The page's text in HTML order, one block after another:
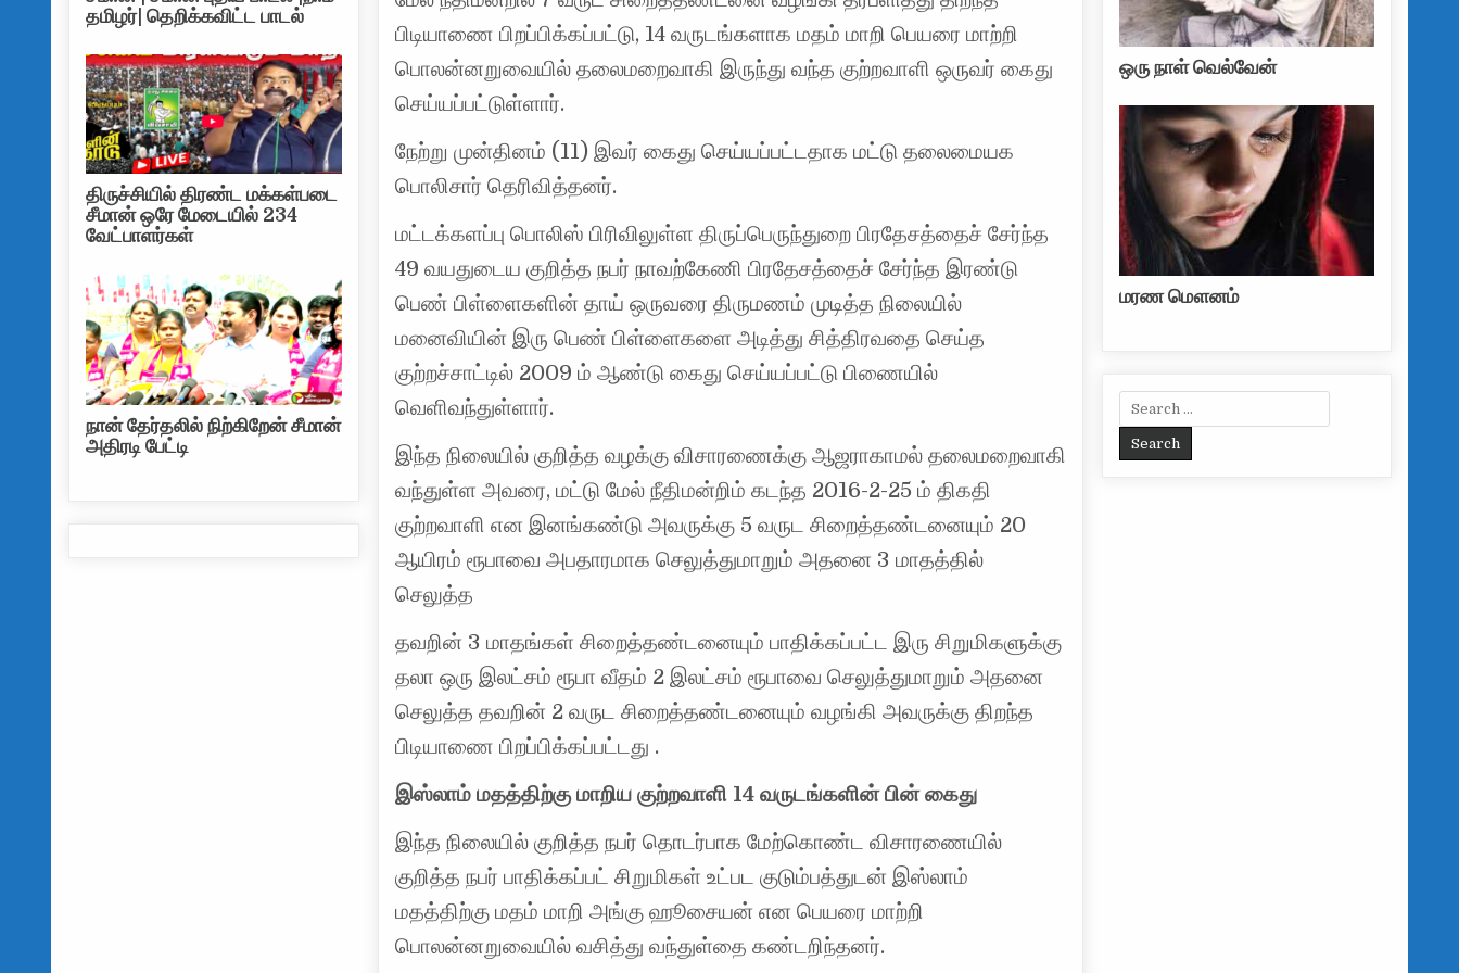
பிடியாணை பிறப்பிக்கப்பட்டு, 14 வருடங்களாக மதம் மாறி பெயரை மாற்றி
பொலன்னறுவையில் தலைமறைவாகி இருந்து வந்த குற்றவாளி ஒருவர் கைது
செய்யப்பட்டுள்ளார்.
நேற்று முன்தினம் (11) இவர் கைது செய்யப்பட்டதாக மட்டு தலைமையக
பொலிசார் தெரிவித்தனர்.
மட்டக்களப்பு பொலிஸ் பிரிவிலுள்ள திருப்பெருந்துறை பிரதேசத்தைச் சேர்ந்த
49 வயதுடைய குறித்த நபர் நாவற்கேணி பிரதேசத்தைச் சேர்ந்த இரண்டு
பெண் பிள்ளைகளின் தாய் ஒருவரை திருமணம் முடித்த நிலையில்
மனைவியின் இரு பெண் பிள்ளைகளை அடித்து சித்திரவதை செய்த
குற்றச்சாட்டில் 2009 ம் ஆண்டு கைது செய்யப்பட்டு பிணையில்
வெளிவந்துள்ளார்.
இந்த நிலையில் குறித்த வழக்கு விசாரணைக்கு ஆஜராகாமல் தலைமறைவாகி
வந்துள்ள அவரை, மட்டு மேல் நீதிமன்றிம் கடந்த 2016-2-25 ம் திகதி
குற்றவாளி என இனங்கண்டு அவருக்கு 5 வருட சிறைத்தண்டனையும் 20
ஆயிரம் ரூபாவை அபதாரமாக செலுத்துமாறும் அதனை 3 மாதத்தில்
செலுத்த
தவறின் 3 மாதங்கள் சிறைத்தண்டனையும் பாதிக்கப்பட்ட இரு சிறுமிகளுக்கு
தலா ஒரு இலட்சம் ரூபா வீதம் 2 இலட்சம் ரூபாவை செலுத்துமாறும் அதனை
செலுத்த தவறின் 2 வருட சிறைத்தண்டனையும் வழங்கி அவருக்கு திறந்த
பிடியாணை பிறப்பிக்கப்பட்டது .
இஸ்லாம் மதத்திற்கு மாறிய குற்றவாளி 14 வருடங்களின் பின் கைது
இந்த நிலையில் குறித்த நபர் தொடர்பாக மேற்கொண்ட விசாரணையில்
குறித்த நபர் பாதிக்கப்பட் சிறுமிகள் உட்பட குடும்பத்துடன் இஸ்லாம்
மதத்திற்கு மதம் மாறி அங்கு ஹூசையன் என பெயரை மாற்றி
பொலன்னறுவையில் வசித்து வந்துள்தை கண்டறிந்தனர்.
தமிழர்| தெறிக்கவிட்ட பாடல்
திருச்சியில் திரண்ட மக்கள்படை
சீமான் ஒரே மேடையில் 234
வேட்பாளர்கள்
நான் தேர்தலில் நிற்கிறேன் சீமான்
அதிரடி பேட்டி
ஒரு நாள் வெல்வேன்
மரண மௌனம்
Search for: